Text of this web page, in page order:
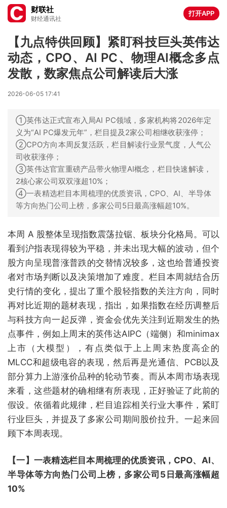
财联社
财经通讯社
打开APP
【九点特供回顾】紧盯科技巨头英伟达
动态，CPO、AI PC、物理AI概念多点
发散，数家焦点公司解读后大涨
2026-06-05 17:41
①英伟达正式宣布入局AI PC领域，多家机构将2026年定
义为“AI PC爆发元年”，栏目提及2家公司相继收获涨停；
②CPO方向本周反复活跃，栏目解读行业景气度，人气公
司收获涨停；
③英伟达官宣重磅产品带火物理AI概念，栏目快速解读，
2核心家公司双双涨超10%；
④一表精选栏目本周梳理的优质资讯，CPO、AI、半导体
等方向热门公司上榜，多家公司5日最高涨幅超10%。
本周 A 股整体呈现指数震荡拉锯、板块分化格局。可以
看到沪指表现得较为平稳，并未出现大幅的波动，但个
股方向呈现普涨普跌的交替情况较多，这也给普通投资
者对市场判断以及决策增加了难度。栏目本周就结合历
史行情的变化，提出了重个股轻指数的关注方向，同时
再对比近期的题材表现，指出，如果指数在经历调整后
与科技方向一起反弹，资金会优先关注到近期发生的热
点事件，例如上周末的英伟达AIPC（端侧）和minimax
上市（大模型），有点类似于上上周末热度高企的
MLCC和超级电容的表现，然后再是光通信、PCB以及
部分算力上游涨价品种的轮动节奏。而从本周市场表现
来看，这些题材的确相继有所表现，正好验证了此前的
假设。依循着此规律，栏目追踪相关行业大事件，紧盯
行业巨头，并提及了多家公司期间股价拉升。一起来回
顾下本周表现。
【一】一表精选栏目本周梳理的优质资讯，CPO、AI、
半导体等方向热门公司上榜，多家公司5日最高涨幅超
10%